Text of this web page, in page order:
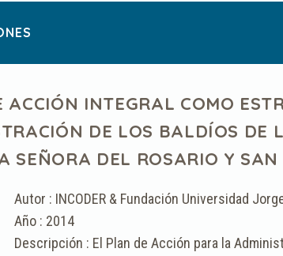
ACCIÓN INTEGRAL COMO
DE LOS BALDÍOS DE
SEÑORA DEL ROSARIO Y
Autor : INCODER & Fundación Universidad
Año : 2014
Descripción : El Plan de Acción para la